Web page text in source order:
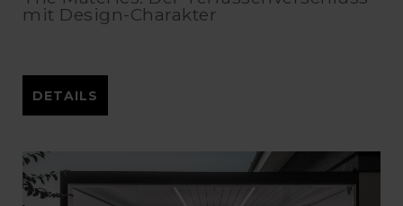
mit Design-Charakter
DETAILS